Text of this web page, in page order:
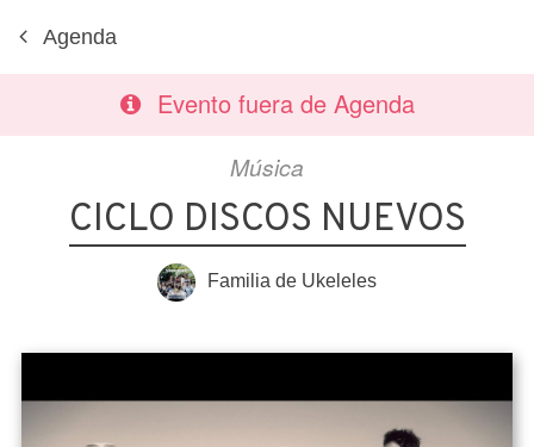
Agenda
Evento fuera de Agenda
Música
CICLO DISCOS NUEVOS
Familia de Ukeleles